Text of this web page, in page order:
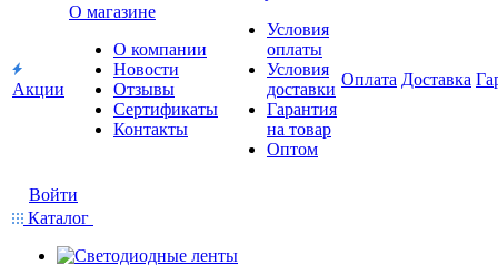
Акции
О магазине
О компании
Новости
Отзывы
Сертификаты
Контакты
Условия
оплаты
Условия
доставки
Гарантия
на товар
Оптом
Оплата Доставка
Войти
Каталог